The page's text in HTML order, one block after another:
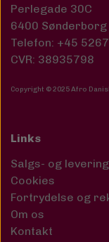
Perlegade 30C
6400 Sønderborg
Telefon: +45
CVR: 38935798
Copyright © 2025 Afro
Links
Salgs- og
Cookies
Fortrydelse og
Om os
Kontakt